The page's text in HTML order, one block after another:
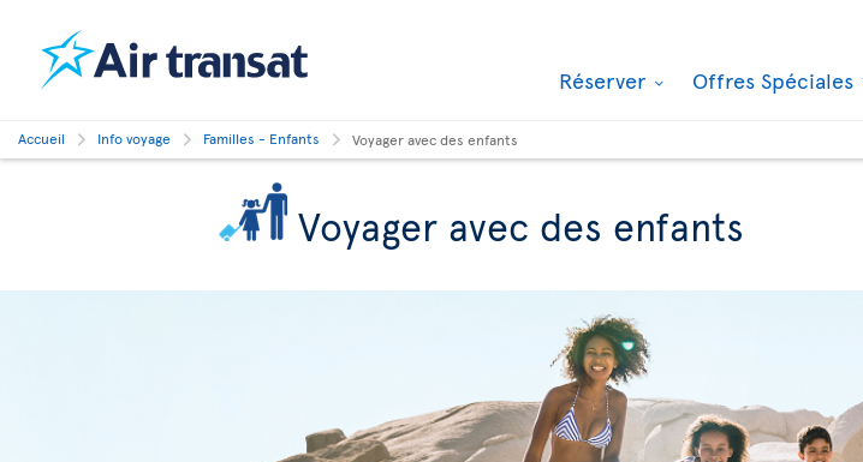
Réserver Offres Spéciales
Accueil Info voyage Familles - Enfants Voyager avec des enfants
Voyager avec des enfants